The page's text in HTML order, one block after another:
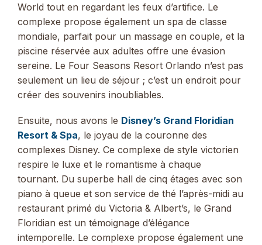
World tout en regardant les feux d’artifice. Le
complexe propose également un spa de classe
mondiale, parfait pour un massage en couple, et la
piscine réservée aux adultes offre une évasion
sereine. Le Four Seasons Resort Orlando n’est pas
seulement un lieu de séjour ; c’est un endroit pour
créer des souvenirs inoubliables.
Ensuite, nous avons le Disney’s Grand Floridian
Resort & Spa, le joyau de la couronne des
complexes Disney. Ce complexe de style victorien
respire le luxe et le romantisme à chaque
tournant. Du superbe hall de cinq étages avec son
piano à queue et son service de thé l’après-midi au
restaurant primé du Victoria & Albert’s, le Grand
Floridian est un témoignage d’élégance
intemporelle. Le complexe propose également une